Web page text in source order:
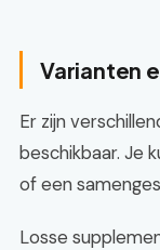
Varianten
Er zijn
beschikbaar. Je
of een
Losse